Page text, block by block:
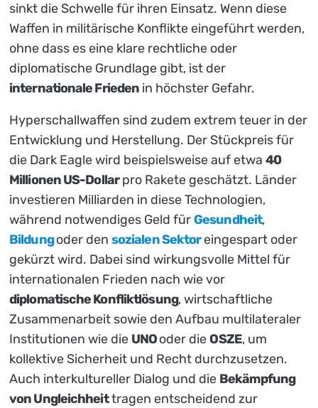
sinkt die Schwelle für ihren Einsatz. Wenn diese
Waffen in militärische Konflikte eingeführt werden,
ohne dass es eine klare rechtliche oder
diplomatische Grundlage gibt, ist der
internationale Frieden in höchster Gefahr.
Hyperschallwaffen sind zudem extrem teuer in der
Entwicklung und Herstellung. Der Stückpreis für
die Dark Eagle wird beispielsweise auf etwa 40
Millionen US-Dollarpro Rakete geschätzt. Länder
investieren Milliarden in diese Technologien,
während notwendiges Geld fürGesundheit,
Bildungoder den sozialen Sektoreingespart oder
gekürzt wird. Dabei sind wirkungsvolle Mittel für
internationalen Frieden nach wie vor
diplomatische Konfliktlösung, wirtschaftliche
Zusammenarbeit sowie den Aufbau multilateraler
Institutionen wie die UNOoder dieOSZE, um
kollektive Sicherheit und Recht durchzusetzen.
Auch interkultureller Dialog und die Bekämpfung
von Ungleichheittragen entscheidend zur